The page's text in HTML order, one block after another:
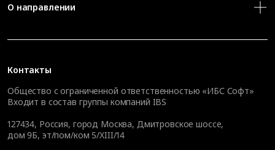
Контакты
Общество с ограниченной ответственностью «ИБС Софт»
Входит в состав группы компаний IBS
127434, Россия, город Москва, Дмитровское шоссе,
дом 9Б, эт/пом/ком 5/XIII/14
О направлении